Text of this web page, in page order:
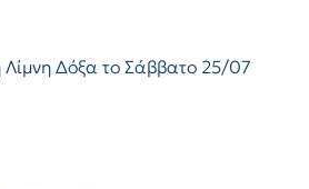
Λίμνη Δόξα το Σάββατο 25/07